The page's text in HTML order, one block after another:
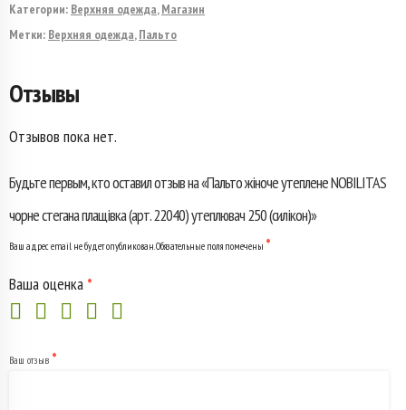
жіноче
NOBILITAS
чорне
(арт.
22040)
утеплювач
Категории: Верхняя одежда,Магазин
Метки: Верхняя одежда,Пальто
Отзывы
Отзывов пока нет.
Будьте первым, кто оставил отзыв на «Пальто жіноче утеплене NOBILITAS
чорне стегана плащівка (арт. 22040) утеплювач 250 (силікон)»
Ваш адрес email не будет опубликован. Обязательные поля помечены *
Ваша оценка *
Ваш отзыв *